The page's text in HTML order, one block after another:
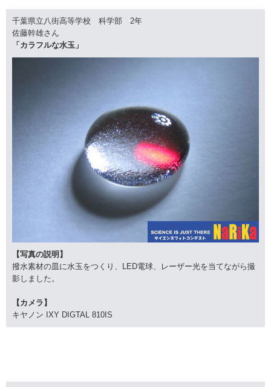
千葉県立八街高等学校 科学部 2年
佐藤幹雄さん
「カラフルな水玉」
【写真の説明】
撥水素材の皿に水玉をつくり、LED電球、レーザー光を当てながら撮
影しました。
【カメラ】
キヤノン IXY DIGTAL 810IS